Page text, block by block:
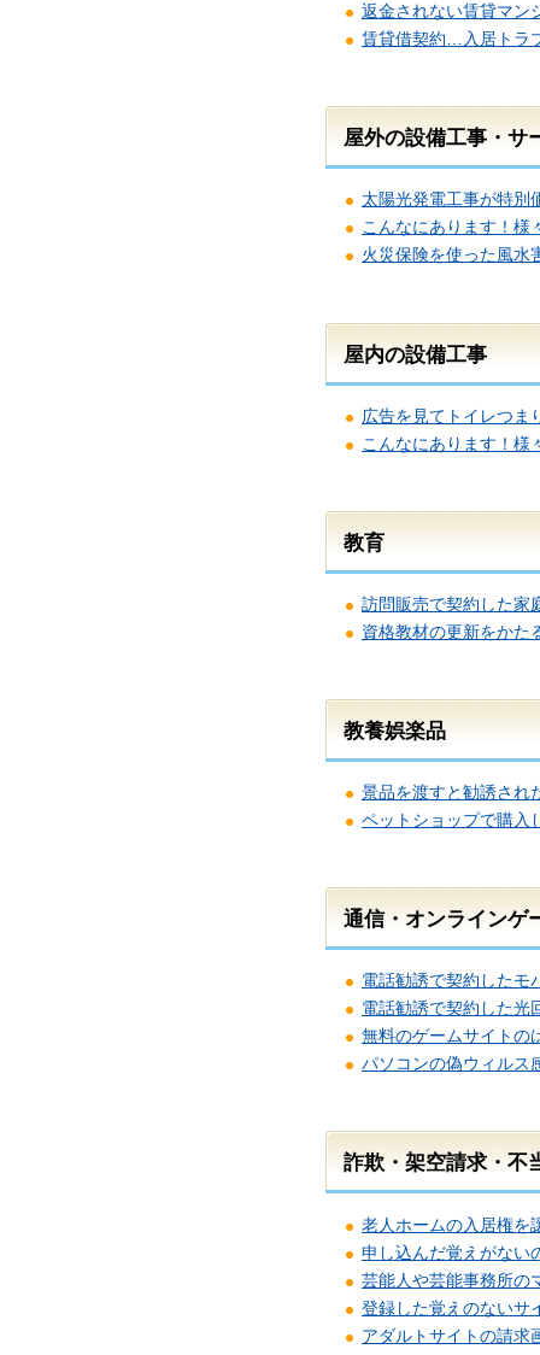
返金されない賃貸マン
賃貸借契約…入居トラ
屋外の設備工事・サ
太陽光発電工事が特別
こんなにあります！様
火災保険を使った風水
屋内の設備工事
広告を見てトイレつま
こんなにあります！様
教育
訪問販売で契約した家
資格教材の更新をかた
教養娯楽品
景品を渡すと勧誘され
ペットショップで購入
通信・オンラインゲ
電話勧誘で契約したモ
電話勧誘で契約した光
無料のゲームサイトの
パソコンの偽ウィルス
詐欺・架空請求・不
老人ホームの入居権を
申し込んだ覚えがない
芸能人や芸能事務所の
登録した覚えのないサ
アダルトサイトの請求